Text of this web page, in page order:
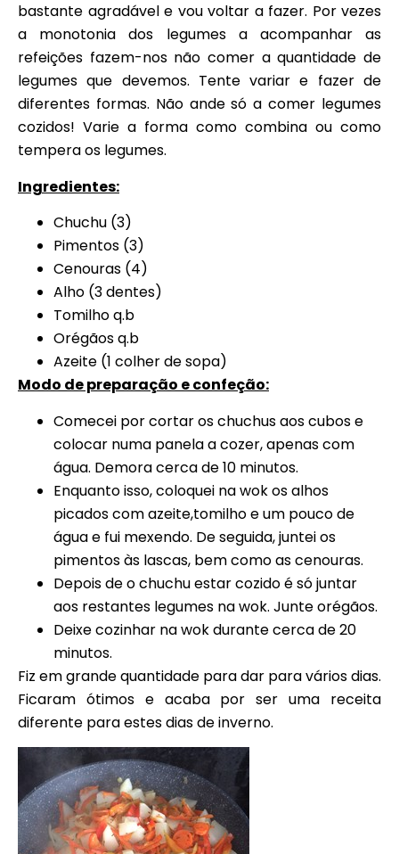
bastante agradável e vou voltar a fazer. Por vezes
a monotonia dos legumes a acompanhar as
refeições fazem-nos não comer a quantidade de
legumes que devemos. Tente variar e fazer de
diferentes formas. Não ande só a comer legumes
cozidos! Varie a forma como combina ou como
tempera os legumes.
Ingredientes:
Chuchu (3)
Pimentos (3)
Cenouras (4)
Alho (3 dentes)
Tomilho q.b
Orégãos q.b
Azeite (1 colher de sopa)
Modo de preparação e confeção:
Comecei por cortar os chuchus aos cubos e
colocar numa panela a cozer, apenas com
água. Demora cerca de 10 minutos.
Enquanto isso, coloquei na wok os alhos
picados com azeite,tomilho e um pouco de
água e fui mexendo. De seguida, juntei os
pimentos às lascas, bem como as cenouras.
Depois de o chuchu estar cozido é só juntar
aos restantes legumes na wok. Junte orégãos.
Deixe cozinhar na wok durante cerca de 20
minutos.
Fiz em grande quantidade para dar para vários dias.
Ficaram ótimos e acaba por ser uma receita
diferente para estes dias de inverno.